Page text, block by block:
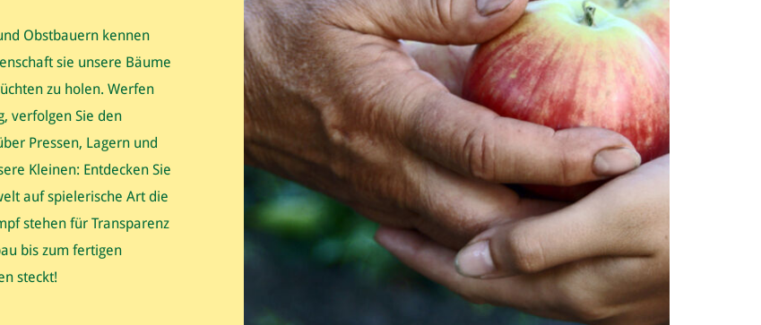
Obstbauern kennen
sie unsere Bäume
zu holen. Werfen
verfolgen Sie den
Pressen, Lagern und
Kleinen: Entdecken Sie
auf spielerische Art die
stehen für Transparenz
bis zum fertigen
steckt!